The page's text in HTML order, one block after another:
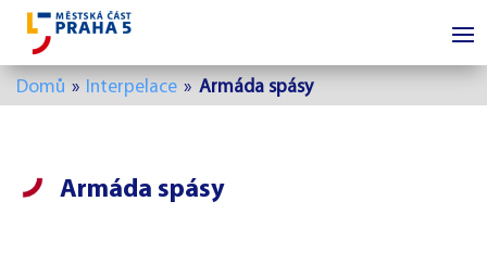
Domů » Interpelace » Armáda spásy
Armáda spásy